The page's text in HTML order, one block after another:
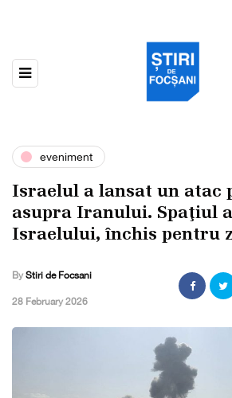
eveniment
Israelul a lansat un atac
asupra Iranului. Spaţiul
Israelului, închis pentru
By Stiri de Focsani
,28 February 2026